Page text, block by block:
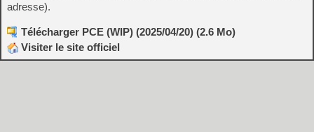
adresse).
Télécharger PCE (WIP) (2025/04/20) (2.6 Mo)
Visiter le site officiel